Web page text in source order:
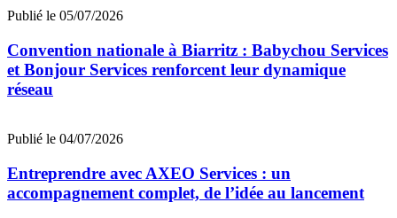
Publié le 05/07/2026
Convention nationale à Biarritz : Babychou Services
et Bonjour Services renforcent leur dynamique
réseau
Publié le 04/07/2026
Entreprendre avec AXEO Services : un
accompagnement complet, de l’idée au lancement